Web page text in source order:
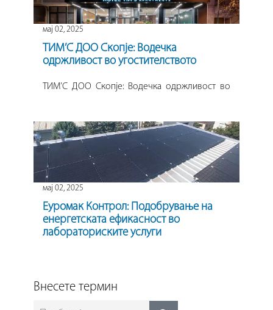
мај 02, 2025
ТИМ’С ДОО Скопје: Водечка
одржливост во угостителството
ТИМ’С ДОО Скопје: Водечка одржливост во
мај 02, 2025
Еуромак Контрол: Подобрување на
енергетската ефикасност во
лабораториските услуги
услуги
Внесете термин